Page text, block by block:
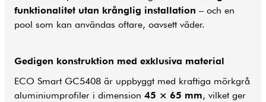
funktionalitet utan krånglig installation – och en
pool som kan användas oftare, oavsett väder.
Gedigen konstruktion med exklusiva material
ECO Smart GC5408 är uppbyggt med kraftiga mörkgrå
aluminiumprofiler i dimension 45 × 65 mm, vilket ger